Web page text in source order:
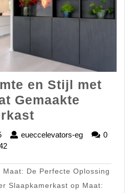
en Stijl met
Gemaakte
Ruimte
Stijl
met
22
december
eueccelevators-eg
0
Maat: De Perfecte Oplossing
Slaapkamerkast op Maat: